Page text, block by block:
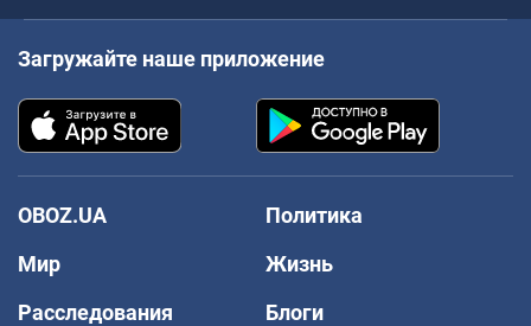
Загружайте наше приложение
OBOZ.UA
Политика
Мир
Жизнь
Расследования
Блоги